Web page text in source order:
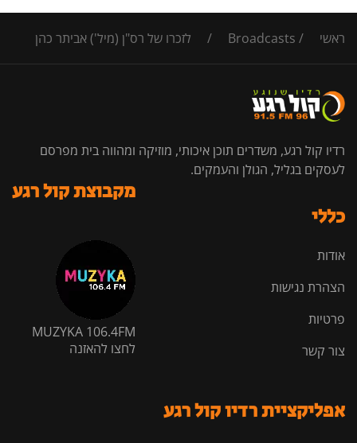
ראשי /
Broadcasts
/ לזכרו של רס"ן (מיל') אביתר כהן
רדיו קול רגע, משדרים תוכן איכותי, מוזיקה ומהווה בית מפרסם
לעסקים בגליל, הגולן והעמקים.
כללי
אודות
הצהרת נגישות
פרטיות
צור קשר
מקבוצת קול רגע
MUZYKA 106.4FM
לחצו להאזנה
אפליקציית רדיו קול רגע